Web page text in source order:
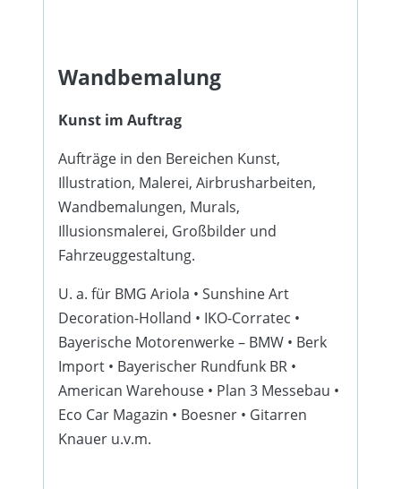
Wandbemalung
Kunst im Auftrag
Aufträge in den Bereichen Kunst,
Illustration, Malerei, Airbrusharbeiten,
Wandbemalungen, Murals,
Illusionsmalerei, Großbilder und
Fahrzeuggestaltung.
U. a. für BMG Ariola • Sunshine Art
Decoration-Holland • IKO-Corratec •
Bayerische Motorenwerke – BMW • Berk
Import • Bayerischer Rundfunk BR •
American Warehouse • Plan 3 Messebau •
Eco Car Magazin • Boesner • Gitarren
Knauer u.v.m.